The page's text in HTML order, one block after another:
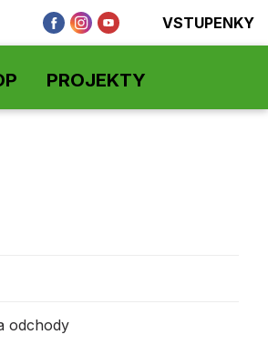
VSTUPENKY
PROJEKTY
odchody